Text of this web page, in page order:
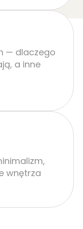
— dlaczego
a inne
wnętrza